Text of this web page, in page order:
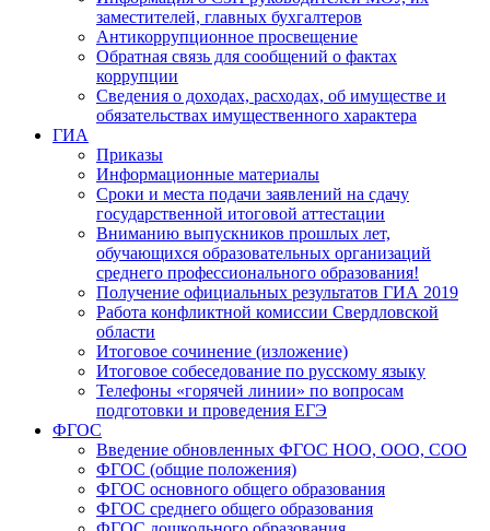
заместителей, главных бухгалтеров
Антикоррупционное просвещение
Обратная связь для сообщений о фактах
коррупции
Сведения о доходах, расходах, об имуществе и
обязательствах имущественного характера
ГИА
Приказы
Информационные материалы
Сроки и места подачи заявлений на сдачу
государственной итоговой аттестации
Вниманию выпускников прошлых лет,
обучающихся образовательных организаций
среднего профессионального образования!
Получение официальных результатов ГИА 2019
Работа конфликтной комиссии Свердловской
области
Итоговое сочинение (изложение)
Итоговое собеседование по русскому языку
Телефоны «горячей линии» по вопросам
подготовки и проведения ЕГЭ
ФГОС
Введение обновленных ФГОС НОО, ООО, СОО
ФГОС (общие положения)
ФГОС основного общего образования
ФГОС среднего общего образования